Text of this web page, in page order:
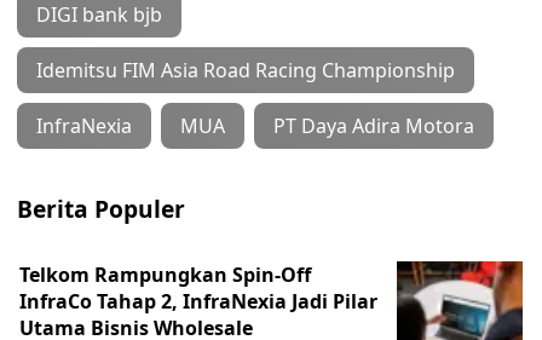
DIGI bank bjb
Idemitsu FIM Asia Road Racing Championship
InfraNexia MUA PT Daya Adira Motora
Berita Populer
Telkom Rampungkan Spin-Off
InfraCo Tahap 2, InfraNexia Jadi Pilar
Utama Bisnis Wholesale